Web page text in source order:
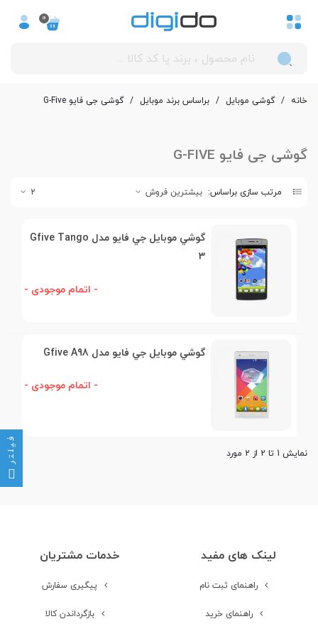
0
خانه / گوشی موبایل / بر‌اساس برند موبایل / گوشی جی فایو G-Five
گوشی جی فایو G-FIVE
مرتب سازی براساس: بیشترین فروش 2
گوشي موبايل جي فايو مدل Gfive Tango
3
- اتمام موجودی -
گوشي موبايل جي فايو مدل Gfive A98
- اتمام موجودی -
نمایش 1 تا 2 از 2 مورد
لینک های مفید
راهنمای ثبت نام
راهنمای خرید
خدمات مشتریان
پیگیری سفارش
بازگرداندن کالا
فیلتر